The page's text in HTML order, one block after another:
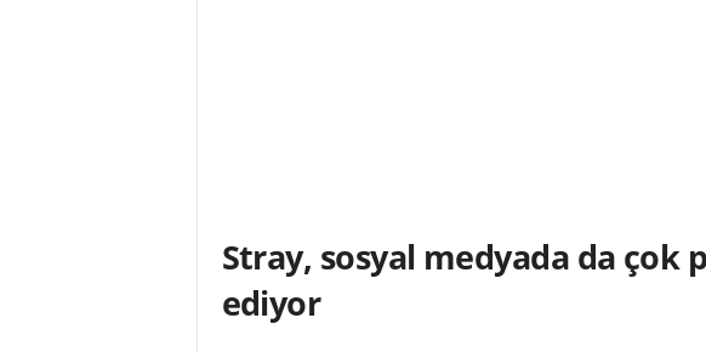
Stray, sosyal medyada da çok
ediyor